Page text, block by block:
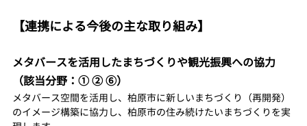
【連携による今後の主な取り組み】
メタバースを活用したまちづくりや観光振興への協力
（該当分野：① ② ⑥）
メタバース空間を活用し、柏原市に新しいまちづくり（再開発）
のイメージ構築に協力し、柏原市の住み続けたいまちづくりを実